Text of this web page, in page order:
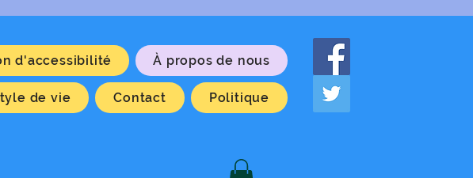
d'accessibilité À propos de nous
de vie Contact Politique